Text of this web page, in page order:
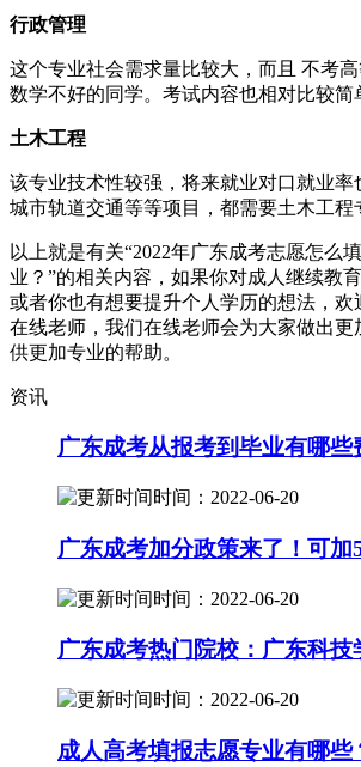
行政管理
这个专业社会需求量比较大，而且 不考
数学不好的同学。考试内容也相对比较简
土木工程
该专业技术性较强，将来就业对口就业率
城市轨道交通等等项目，都需要土木工程
以上就是有关“2022年广东成考志愿怎么
业？”的相关内容，如果你对成人继续教
或者你也有想要提升个人学历的想法，欢
在线老师，我们在线老师会为大家做出更
供更加专业的帮助。
资讯
广东成考从报考到毕业有哪些
时间：2022-06-20
广东成考加分政策来了！可加
时间：2022-06-20
广东成考热门院校：广东科技
时间：2022-06-20
成人高考填报志愿专业有哪些